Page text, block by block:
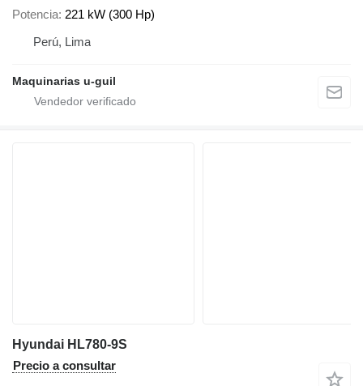
Potencia 221 kW (300 Hp)
Perú, Lima
Maquinarias u-guil
Hyundai HL780-9S
Precio a consultar